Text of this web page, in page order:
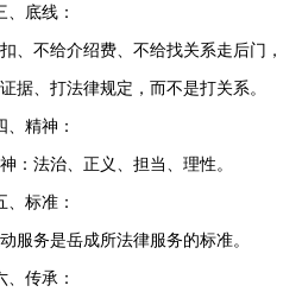
、底线：
、不给介绍费、不给找关系走后门，
据、打法律规定，而不是打关系。
、精神：
：法治、正义、担当、理性。
、标准：
服务是岳成所法律服务的标准。
、传承：